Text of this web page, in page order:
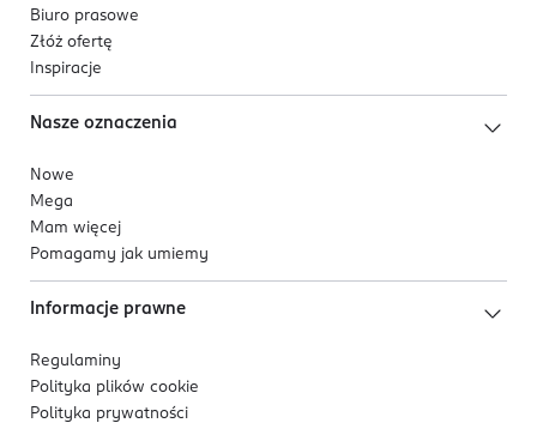
Biuro prasowe
Złóż ofertę
Inspiracje
Nasze oznaczenia
Nowe
Mega
Mam więcej
Pomagamy jak umiemy
Informacje prawne
Regulaminy
Polityka plików cookie
Polityka prywatności